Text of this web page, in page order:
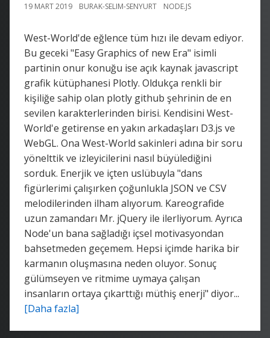
19 MART 2019 BURAK-SELIM-SENYURT NODE.JS
West-World'de eğlence tüm hızı ile devam ediyor.
Bu geceki "Easy Graphics of new Era" isimli
partinin onur konuğu ise açık kaynak javascript
grafik kütüphanesi Plotly. Oldukça renkli bir
kişiliğe sahip olan plotly github şehrinin de en
sevilen karakterlerinden birisi. Kendisini West-
World'e getirense en yakın arkadaşları D3.js ve
WebGL. Ona West-World sakinleri adına bir soru
yönelttik ve izleyicilerini nasıl büyülediğini
sorduk. Enerjik ve içten uslübuyla "dans
figürlerimi çalışırken çoğunlukla JSON ve CSV
melodilerinden ilham alıyorum. Kareografide
uzun zamandarı Mr. jQuery ile ilerliyorum. Ayrıca
Node'un bana sağladığı içsel motivasyondan
bahsetmeden geçemem. Hepsi içimde harika bir
karmanın oluşmasına neden oluyor. Sonuç
gülümseyen ve ritmime uymaya çalışan
insanların ortaya çıkarttığı müthiş enerji" diyor...
[Daha fazla]